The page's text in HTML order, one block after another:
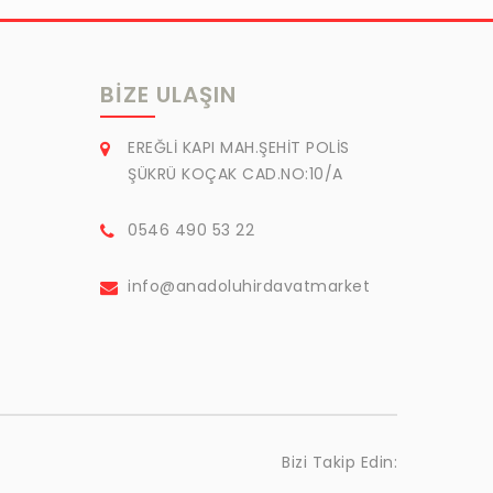
BIZE ULAŞIN
EREĞLİ KAPI MAH.ŞEHİT POLİS
ŞÜKRÜ KOÇAK CAD.NO:10/A
0546 490 53 22
info@anadoluhirdavatmarket
Bizi Takip Edin: